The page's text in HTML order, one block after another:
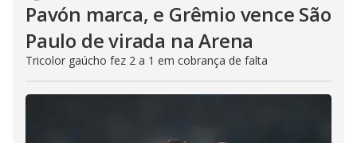
Pavón marca, e Grêmio vence São
Paulo de virada na Arena
Tricolor gaúcho fez 2 a 1 em cobrança de falta